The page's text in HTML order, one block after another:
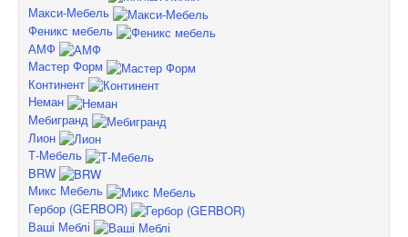
Макси-Мебель
Феникс мебель
АМФ
Мастер Форм
Континент
Неман
Мебигранд
Лион
Т-Мебель
BRW
Микс Мебель
Гербор (GERBOR)
Ваші Меблі